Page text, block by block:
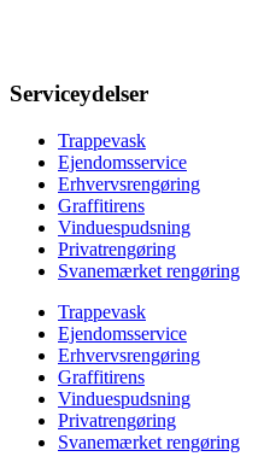
Serviceydelser
Trappevask
Ejendomsservice
Erhvervsrengøring
Graffitirens
Vinduespudsning
Privatrengøring
Svanemærket rengøring
Trappevask
Ejendomsservice
Erhvervsrengøring
Graffitirens
Vinduespudsning
Privatrengøring
Svanemærket rengøring